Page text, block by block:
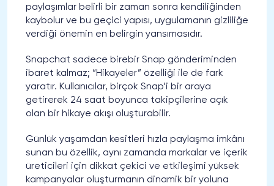
paylaşımlar belirli bir zaman sonra kendiliğinden
kaybolur ve bu geçici yapısı, uygulamanın gizliliğe
verdiği önemin en belirgin yansımasıdır.
Snapchat sadece birebir Snap gönderiminden
ibaret kalmaz; “Hikayeler” özelliği ile de fark
yaratır. Kullanıcılar, birçok Snap’i bir araya
getirerek 24 saat boyunca takipçilerine açık
olan bir hikaye akışı oluşturabilir.
Günlük yaşamdan kesitleri hızla paylaşma imkânı
sunan bu özellik, aynı zamanda markalar ve içerik
üreticileri için dikkat çekici ve etkileşimi yüksek
kampanyalar oluşturmanın dinamik bir yoluna